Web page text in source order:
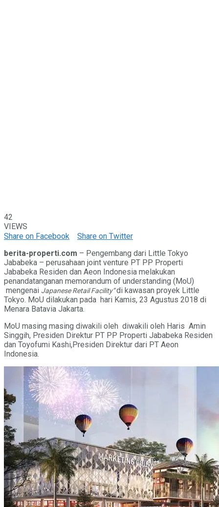
42
VIEWS
Share on Facebook
Share on Twitter
berita-properti.com – Pengembang dari Little Tokyo
Jababeka – perusahaan joint venture PT PP Properti
Jababeka Residen dan Aeon Indonesia melakukan
penandatanganan memorandum of understanding (MoU)
mengenai JapaneseRetailFacility”di kawasan proyek Little
Tokyo. MoU dilakukan pada hari Kamis, 23 Agustus 2018 di
Menara Batavia Jakarta.
MoU masing masing diwakili oleh diwakili oleh Haris Amin
Singgih, Presiden Direktur PT PP Properti Jababeka Residen
dan Toyofumi Kashi,Presiden Direktur dari PT Aeon
Indonesia.